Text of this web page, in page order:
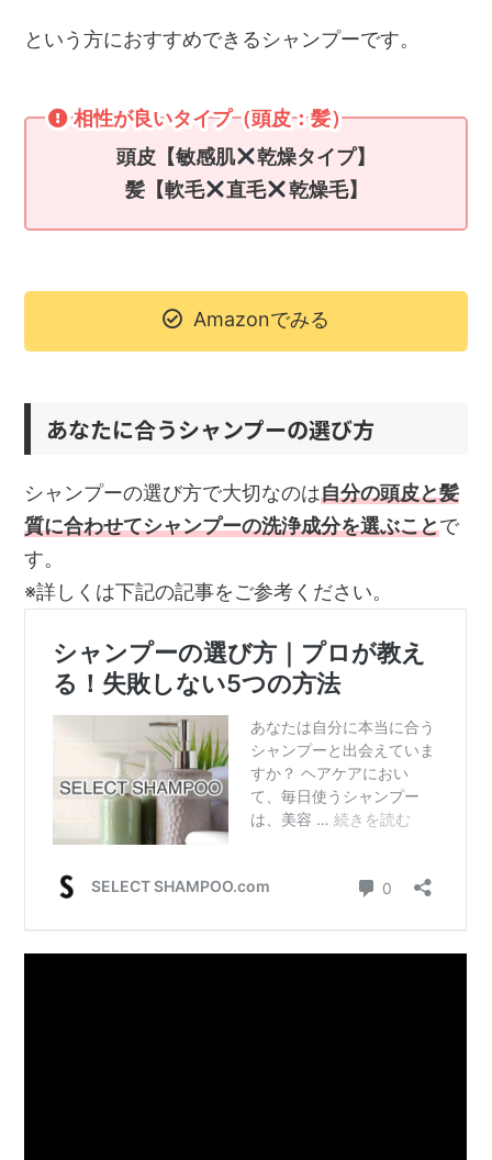
という方におすすめできるシャンプーです。
相性が良いタイプ（頭皮：髪）
頭皮【敏感肌
乾燥タイプ】
髪【軟毛
直毛 乾燥毛】
Amazonでみる
あなたに合うシャンプーの選び方
シャンプーの選び方で大切なのは自分の頭皮と髪
質に合わせてシャンプーの洗浄成分を選ぶことで
す。
※詳しくは下記の記事をご参考ください。